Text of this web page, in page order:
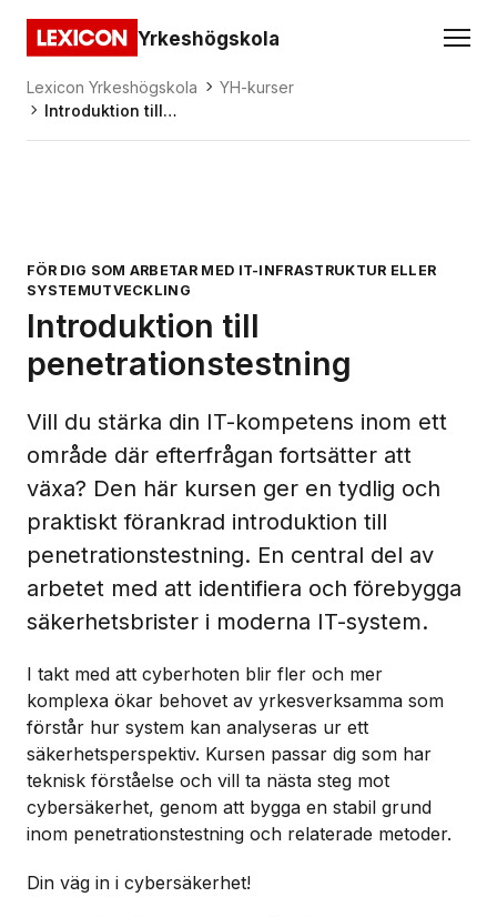
Gå direkt till huvudinnehållet
Lexicon
Yrkeshögskola
Lexicon Yrkeshögskola
YH-kurser
Introduktion till
FÖR DIG SOM ARBETAR MED IT-INFRASTRUKTUR ELLER
SYSTEMUTVECKLING
Introduktion till
penetrationstestning
Vill du stärka din IT-kompetens inom ett
område där efterfrågan fortsätter att
växa? Den här kursen ger en tydlig och
praktiskt förankrad introduktion till
penetrationstestning. En central del av
arbetet med att identifiera och förebygga
säkerhetsbrister i moderna IT-system.
I takt med att cyberhoten blir fler och mer
komplexa ökar behovet av yrkesverksamma som
förstår hur system kan analyseras ur ett
säkerhetsperspektiv. Kursen passar dig som har
teknisk förståelse och vill ta nästa steg mot
cybersäkerhet, genom att bygga en stabil grund
inom penetrationstestning och relaterade metoder.
Din väg in i cybersäkerhet!